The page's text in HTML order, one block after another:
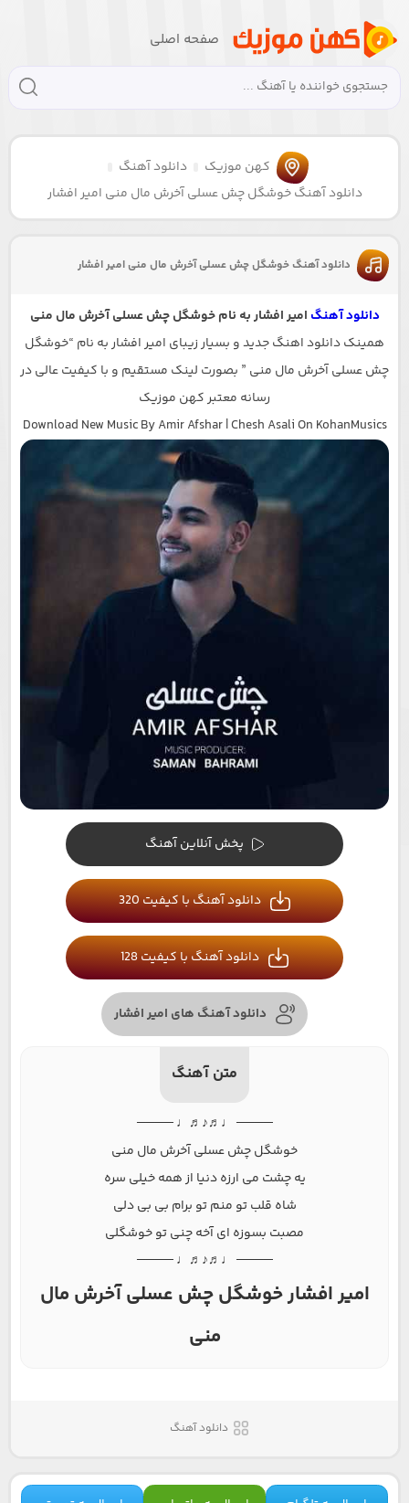
صفحه اصلی
کهن موزیک
دانلود آهنگ
دانلود آهنگ خوشگل چش عسلی آخرش مال منی امیر افشار
دانلود آهنگ خوشگل چش عسلی آخرش مال منی امیر افشار
دانلود آهنگ امیر افشار به نام خوشگل چش عسلی آخرش مال منی
همینک دانلود اهنگ جدید و بسیار زیبای امیر افشار به نام “خوشگل
چش عسلی آخرش مال منی ” بصورت لینک مستقیم و با کیفیت عالی در
رسانه معتبر کهن موزیک
Download New Music By Amir Afshar | Chesh Asali On KohanMusics
پخش آنلاین آهنگ
دانلود آهنگ با کیفیت 320
دانلود آهنگ با کیفیت 128
دانلود آهنگ های امیر افشار
متن آهنگ
──── ♩♬♪♬♩ ────
خوشگل چش عسلی آخرش مال منی
یه چشت می ارزه دنیا از همه خیلی سره
شاه قلب تو منم تو برام بی بی دلی
مصبت بسوزه ای آخه چنی تو خوشگلی
──── ♩♬♪♬♩ ────
امیر افشار خوشگل چش عسلی آخرش مال
منی
دانلود آهنگ